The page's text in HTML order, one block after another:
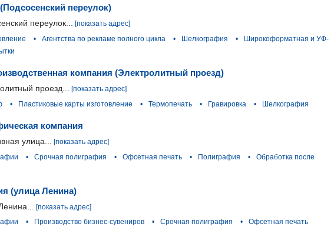
переулок)
переулок... [показать адрес]
• Агентства по рекламе полного цикла • Шелкография •
Широкоформатная и УФ-
компания (Электролитный проезд)
проезд...
[показать адрес]
• Пластиковые карты изготовление • Термопечать • Гравировка • Шелкография
компания
улица...
[показать адрес]
• Срочная полиграфия • Офсетная печать • Полиграфия •
Обработка после
(улица Ленина)
[показать адрес]
• Производство бизнес-сувениров • Срочная полиграфия •
Офсетная печать